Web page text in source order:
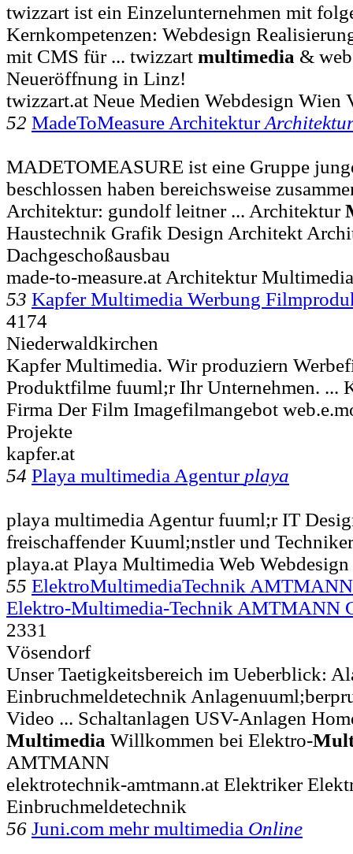
twizzart ist ein Einzelunternehmen mit
Kernkompetenzen: Webdesign
mit CMS für ... twizzart multimedia &
Neueröffnung in Linz!
twizzart.at Neue Medien Webdesign Wien
52 MadeToMeasure Architektur
MADETOMEASURE ist eine Gruppe
beschlossen haben bereichsweise
Architektur: gundolf leitner ... Architektur
Haustechnik Grafik Design Architekt
Dachgeschoßausbau
made-to-measure.at Architektur
53 Kapfer Multimedia Werbung
4174
Niederwaldkirchen
Kapfer Multimedia. Wir produziern
Produktfilme fuuml;r Ihr Unternehmen. ...
Firma Der Film Imagefilmangebot
Projekte
kapfer.at
54 Playa multimedia Agentur playa
playa multimedia Agentur fuuml;r IT
freischaffender Kuuml;nstler und Techniker
playa.at Playa Multimedia Web Webdesign
55 ElektroMultimediaTechnik
Elektro-Multimedia-Technik AMTMANN
2331
Vösendorf
Unser Taetigkeitsbereich im Ueberblick:
Einbruchmeldetechnik
Video ... Schaltanlagen USV-Anlagen
Multimedia Willkommen bei Elektro-
AMTMANN
elektrotechnik-amtmann.at Elektriker
Einbruchmeldetechnik
56 Juni.com mehr multimedia Online